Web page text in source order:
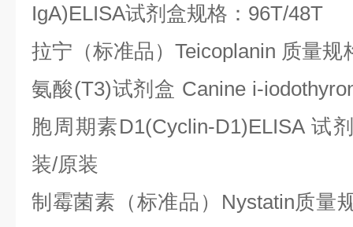
IgA)ELISA试剂盒规格： 96T/48T
拉宁（标准品）Teicoplanin 质量规
氨酸(T3)试剂盒 Canine i-
胞周期素D1(Cyclin-D1)ELISA 试
装/原装
制霉菌素（标准品） Nystatin质量